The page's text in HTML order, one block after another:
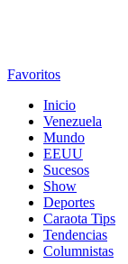
Favoritos
Inicio
Venezuela
Mundo
EEUU
Sucesos
Show
Deportes
Caraota Tips
Tendencias
Columnistas